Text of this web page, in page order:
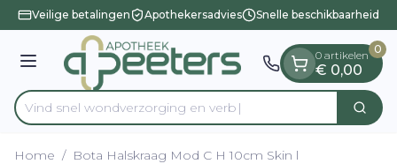
Ga naar de inhoud
1 van 1
Veilige betalingen Apothekersadvies Snelle beschikbaarheid
Menu
Product, merk, categorie...
Vind snel wondverzorging Zoek
0 artikelen
€ 0,00
0
Home / Bota Halskraag Mod C H 10cm Skin l